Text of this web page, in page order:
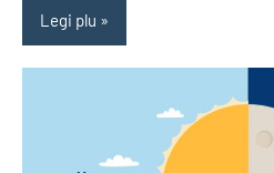
Legi plu